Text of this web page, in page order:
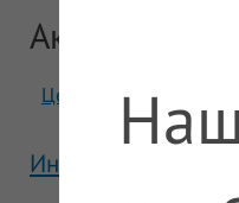
Акридипин
Цены Отзывы
Инструкция